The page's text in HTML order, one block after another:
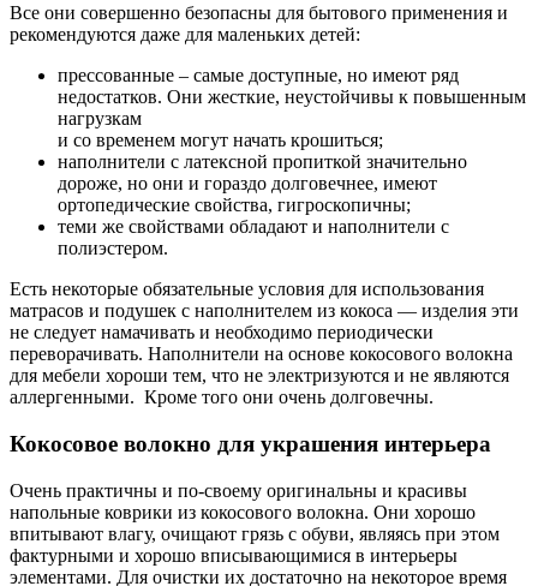
Все они совершенно безопасны для бытового применения и
рекомендуются даже для маленьких детей:
прессованные – самые доступные, но имеют ряд
недостатков. Они жесткие, неустойчивы к повышенным
нагрузкам
и со временем могут начать крошиться;
наполнители с латексной пропиткой значительно
дороже, но они и гораздо долговечнее, имеют
ортопедические свойства, гигроскопичны;
теми же свойствами обладают и наполнители с
полиэстером.
Есть некоторые обязательные условия для использования
матрасов и подушек с наполнителем из кокоса — изделия эти
не следует намачивать и необходимо периодически
переворачивать. Наполнители на основе кокосового волокна
для мебели хороши тем, что не электризуются и не являются
аллергенными. Кроме того они очень долговечны.
Кокосовое волокно для украшения интерьера
Очень практичны и по-своему оригинальны и красивы
напольные коврики из кокосового волокна. Они хорошо
впитывают влагу, очищают грязь с обуви, являясь при этом
фактурными и хорошо вписывающимися в интерьеры
элементами. Для очистки их достаточно на некоторое время